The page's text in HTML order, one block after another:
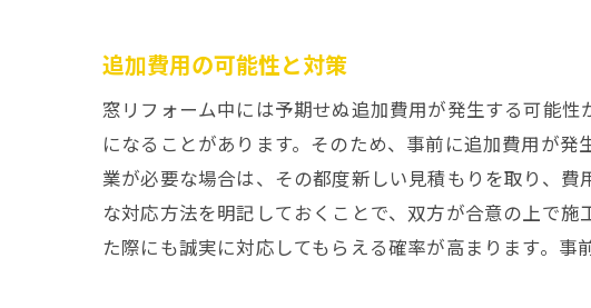
トラ
施工
リフ
窓リフォ
追加費用の可能性と対策
窓リフォーム中には予期せぬ追加費用が発生する可能
になることがあります。そのため、事前に追加費用が
業が必要な場合は、その都度新しい見積もりを取り、
な対応方法を明記しておくことで、双方が合意の上で
た際にも誠実に対応してもらえる確率が高まります。事